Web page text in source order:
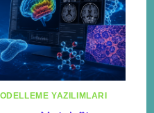
YAZILIMLARI